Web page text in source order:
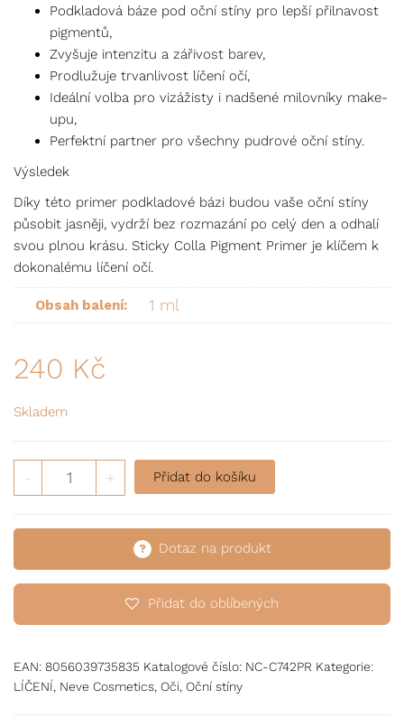
Podkladová báze pod oční stíny pro lepší přilnavost
pigmentů,
Zvyšuje intenzitu a zářivost barev,
Prodlužuje trvanlivost líčení očí,
Ideální volba pro vizážisty i nadšené milovníky make-
upu,
Perfektní partner pro všechny pudrové oční stíny.
Výsledek
Díky této primer podkladové bázi budou vaše oční stíny
působit jasněji, vydrží bez rozmazání po celý den a odhalí
svou plnou krásu. Sticky Colla Pigment Primer je klíčem k
dokonalému líčení očí.
Obsah balení: 1 ml
240 Kč
Skladem
- Primer podkladová báze pod oční stíny množství
+ Přidat do košíku
Dotaz na produkt
Přidat do oblíbených
EAN: 8056039735835 Katalogové číslo: NC-C742PR Kategorie:
LÍČENÍ Neve Cosmetics Oči Oční stíny